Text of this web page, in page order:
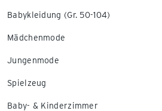
Babykleidung (Gr. 50-104)
Mädchenmode
Jungenmode
Spielzeug
Baby- & Kinderzimmer